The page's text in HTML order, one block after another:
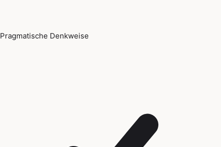
Pragmatische Denkweise